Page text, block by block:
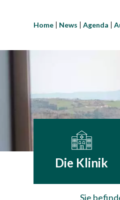
Home News Agenda
Die Klinik
Sie